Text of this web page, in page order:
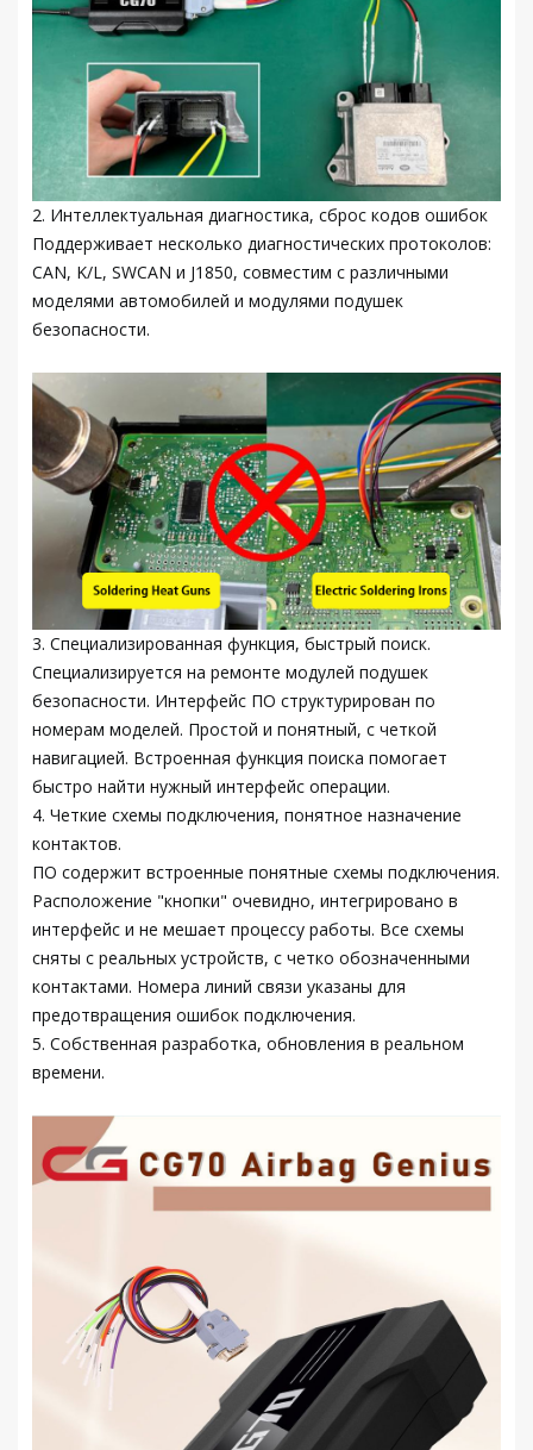
2. Интеллектуальная диагностика, сброс кодов ошибок
Поддерживает несколько диагностических протоколов:
CAN, K/L, SWCAN и J1850, совместим с различными
моделями автомобилей и модулями подушек
безопасности.
3. Специализированная функция, быстрый поиск.
Специализируется на ремонте модулей подушек
безопасности. Интерфейс ПО структурирован по
номерам моделей. Простой и понятный, с четкой
навигацией. Встроенная функция поиска помогает
быстро найти нужный интерфейс операции.
4. Четкие схемы подключения, понятное назначение
контактов.
ПО содержит встроенные понятные схемы подключения.
Расположение "кнопки" очевидно, интегрировано в
интерфейс и не мешает процессу работы. Все схемы
сняты с реальных устройств, с четко обозначенными
контактами. Номера линий связи указаны для
предотвращения ошибок подключения.
5. Собственная разработка, обновления в реальном
времени.